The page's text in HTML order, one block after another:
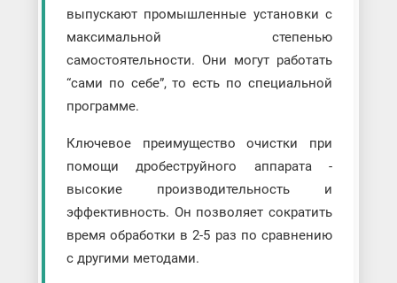
выпускают промышленные установки с
максимальной степенью
самостоятельности. Они могут работать
“сами по себе”, то есть по специальной
программе.
Ключевое преимущество очистки при
помощи дробеструйного аппарата -
высокие производительность и
эффективность. Он позволяет сократить
время обработки в 2-5 раз по сравнению
с другими методами.